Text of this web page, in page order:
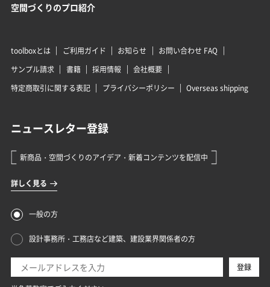
空間づくりのプロ紹介
toolboxとは ご利用ガイド お知らせ
お問い合わせ FAQ
サンプル請求
書籍 採用情報
会社概要
特定商取引に関する表記
プライバシーポリシー Overseas shipping